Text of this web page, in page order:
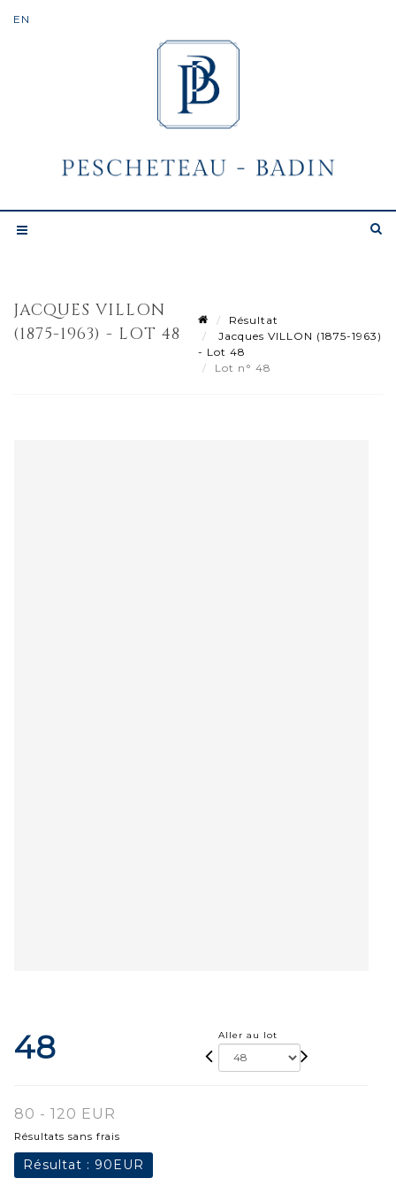
JACQUES VILLON
(1875-1963) - LOT 48
Résultat
Jacques VILLON (1875-1963)
- Lot 48
Lot n° 48
48 Aller au lot
80 - 120 EUR
Résultats sans frais
Résultat : 90EUR